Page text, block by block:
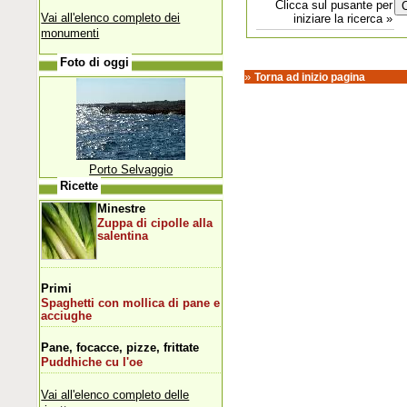
Clicca sul pusante per
iniziare la ricerca »
»Torna ad inizio pagina
Vai all'elenco completo dei
monumenti
Foto di oggi
Porto Selvaggio
Ricette
Minestre
Zuppa di cipolle alla
salentina
Primi
Spaghetti con mollica di pane e
acciughe
Pane, focacce, pizze, frittate
Puddhiche cu l'oe
Vai all'elenco completo delle